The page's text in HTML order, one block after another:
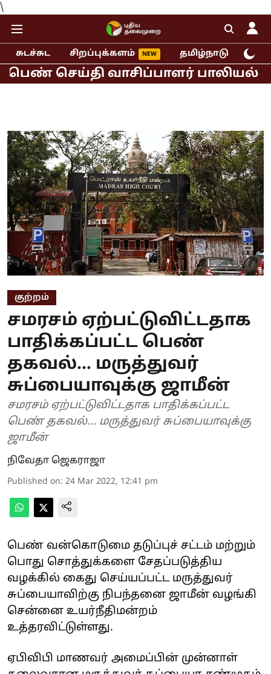
\
சுடச்சுட சிறப்புக்களம் தமிழ்நாடு
வாசிப்பாளர் பாலியல் புகார்!
குற்றம்
சமரசம் ஏற்பட்டுவிட்டதாக
பாதிக்கப்பட்ட பெண்
தகவல்... மருத்துவர்
சுப்பையாவுக்கு ஜாமீன்
சமரசம் ஏற்பட்டுவிட்டதாக பாதிக்கப்பட்ட
பெண் தகவல்... மருத்துவர் சுப்பையாவுக்கு
ஜாமீன்
நிவேதா ஜெகராஜா
Published on: 24 Mar 2022, 12:41 pm
பெண் வன்கொடுமை தடுப்புச் சட்டம் மற்றும்
பொது சொத்துக்களை சேதப்படுத்திய
வழக்கில் கைது செய்யப்பட்ட மருத்துவர்
சுப்பையாவிற்கு நிபந்தனை ஜாமீன் வழங்கி
சென்னை உயர்நீதிமன்றம்
உத்தரவிட்டுள்ளது.
ஏபிவிபி மாணவர் அமைப்பின் முன்னாள்